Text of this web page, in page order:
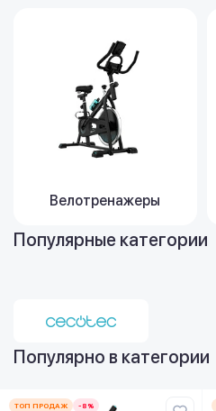
Велотренажеры
Популярные категории
Популярно в категории
ТОП ПРОДАЖ -8%